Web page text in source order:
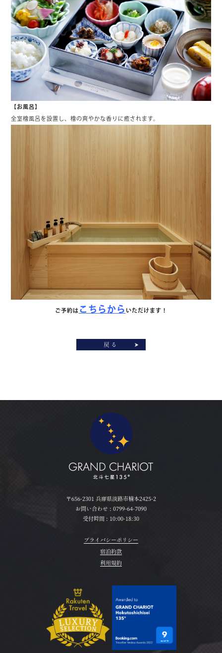
【お風呂】
全室檜風呂を設置し、檜の爽やかな香りに癒されます。
ご予約は こちらから いただけます！
戻る
〒656-2301 兵庫県淡路市楠本2425-2
お問い合わせ : 0799-64-7090
受付時間 : 10:00-18:30
プライバシーポリシー
宿泊約款
利用規約